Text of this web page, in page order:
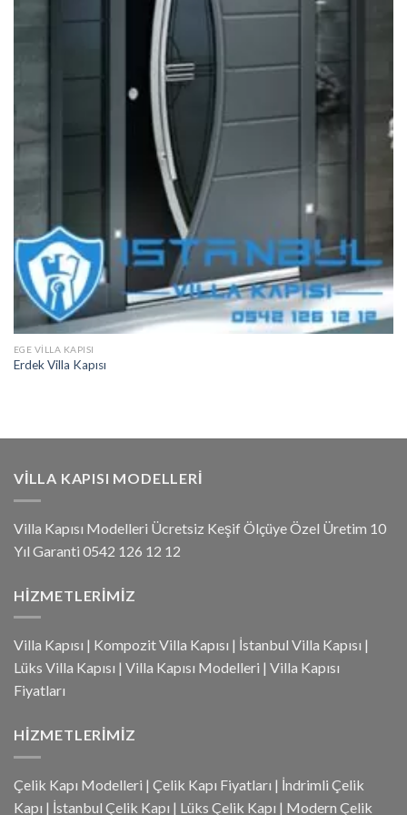
EGE VILLA KAPISI
Erdek Villa Kapısı
VILLA KAPISI MODELLERI
Villa Kapısı Modelleri Ücretsiz Keşif Ölçüye Özel Üretim 10
Yıl Garanti 0542 126 12 12
HIZMETLERIMIZ
Villa Kapısı | Kompozit Villa Kapısı | İstanbul Villa Kapısı |
Lüks Villa Kapısı | Villa Kapısı Modelleri | Villa Kapısı
Fiyatları
HIZMETLERIMIZ
Çelik Kapı Modelleri | Çelik Kapı Fiyatları | İndrimli Çelik
Kapı | İstanbul Çelik Kapı | Lüks Çelik Kapı | Modern Çelik